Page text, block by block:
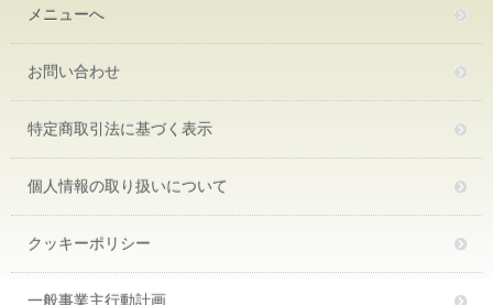
メニューへ
お問い合わせ
特定商取引法に基づく表示
個人情報の取り扱いについて
クッキーポリシー
一般事業主行動計画